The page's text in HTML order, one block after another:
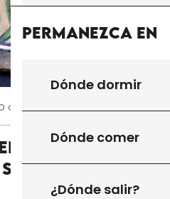
Permanezca en
Dónde dormir
Dónde comer
¿Dónde salir?
al 16Agosto
Barlan